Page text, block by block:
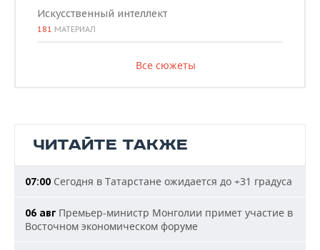
Искусственный интеллект
181 МАТЕРИАЛ
Все сюжеты
ЧИТАЙТЕ ТАКЖЕ
07:00 Сегодня в Татарстане ожидается до +31 градуса
06 авг Премьер-министр Монголии примет участие в
Восточном экономическом форуме